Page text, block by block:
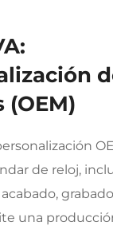
(OEM)
de reloj,
una